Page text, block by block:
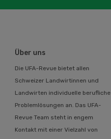
Über uns
Die UFA-Revue bietet allen
Schweizer Landwirtinnen und
Landwirten individuelle berufliche
Problemlösungen an. Das UFA-
Revue Team steht in engem
Kontakt mit einer Vielzahl von